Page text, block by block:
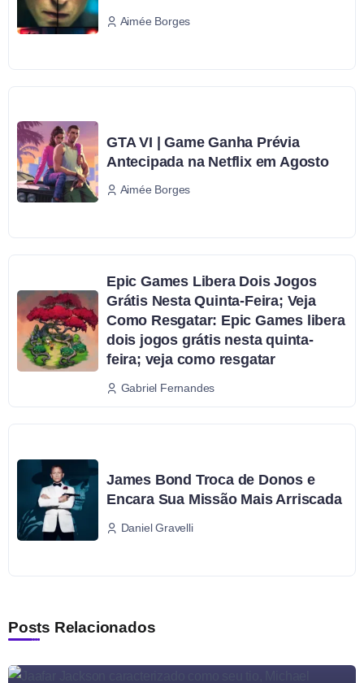
Aimée Borges
GTA VI | Game Ganha Prévia
Antecipada na Netflix em Agosto
Aimée Borges
Epic Games Libera Dois Jogos
Grátis Nesta Quinta-Feira; Veja
Como Resgatar: Epic Games libera
dois jogos grátis nesta quinta-
feira; veja como resgatar
Gabriel Fernandes
James Bond Troca de Donos e
Encara Sua Missão Mais Arriscada
Daniel Gravelli
Posts Relacionados